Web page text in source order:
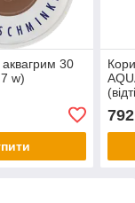
30
7 w)
792